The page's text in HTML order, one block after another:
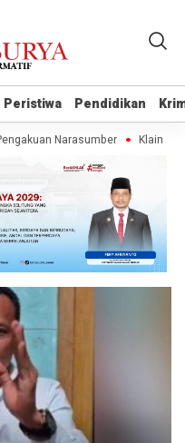
Peristiwa Pendidikan
Peristiwa Pendidikan
Narasumber Klaim